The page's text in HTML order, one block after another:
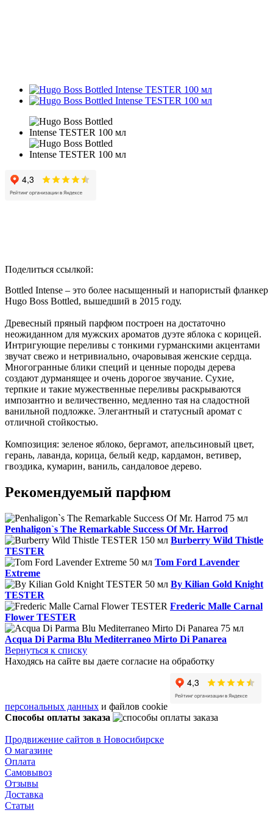
Поделиться ссылкой:
Bottled Intense – это более насыщенный и напористый фланкер
Hugo Boss Bottled, вышедший в 2015 году.
Древесный пряный парфюм построен на достаточно
неожиданном для мужских ароматов дуэте яблока с корицей.
Интригующие переливы с тонкими гурманскими акцентами
звучат свежо и нетривиально, очаровывая женские сердца.
Многогранные блики специй и ценные породы дерева
создают дурманящее и очень дорогое звучание. Сухие,
терпкие и такие мужественные переливы раскрываются
импозантно и величественно, медленно тая на сладостной
ванильной подложке. Элегантный и статусный аромат с
отличной стойкостью.
Композиция: зеленое яблоко, бергамот, апельсиновый цвет,
герань, лаванда, корица, белый кедр, кардамон, ветивер,
гвоздика, кумарин, ваниль, сандаловое дерево.
Рекомендуемый парфюм
Penhaligon`s The Remarkable Success Of Mr. Harrod
Burberry Wild Thistle
TESTER
Tom Ford Lavender
Extreme
By Kilian Gold Knight
TESTER
Frederic Malle Carnal
Flower TESTER
Acqua Di Parma Blu Mediterraneo Mirto Di Panarea
Вернуться к списку
Находясь на сайте вы даете согласие на обработку
персональных данных и файлов cookie
Способы оплаты заказа
Продвижение сайтов в Новосибирске
О магазине
Оплата
Самовывоз
Отзывы
Доставка
Статьи